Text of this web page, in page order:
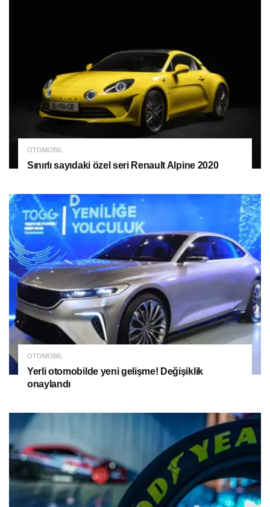
OTOMOBIL
Sınırlı sayıdaki özel seri Renault Alpine 2020
OTOMOBIL
Yerli otomobilde yeni gelişme! Değişiklik
onaylandı